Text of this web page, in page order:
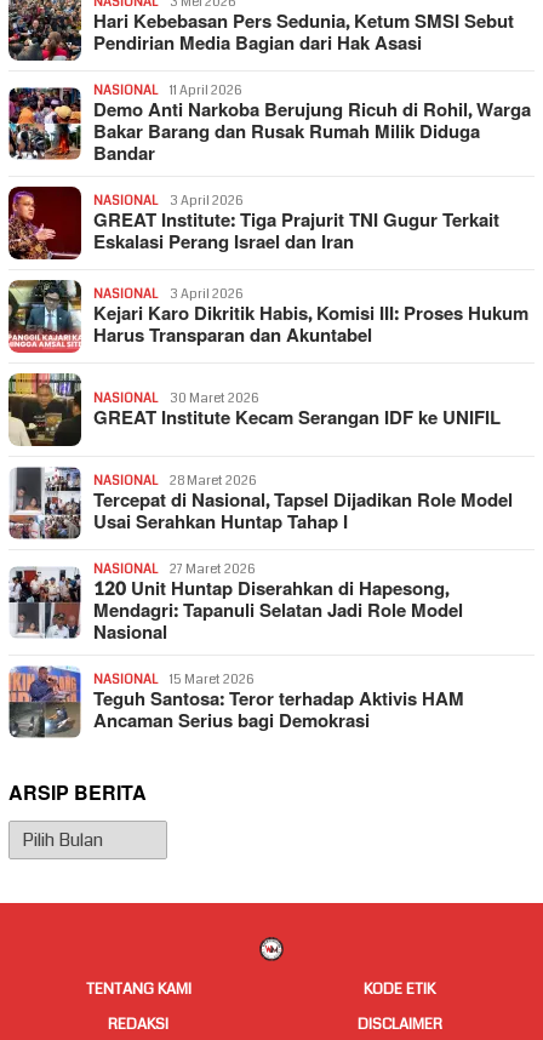
Hari Kebebasan Pers Sedunia, Ketum SMSI Sebut
Pendirian Media Bagian dari Hak Asasi
NASIONAL 11 April 2026
Demo Anti Narkoba Berujung Ricuh di Rohil, Warga
Bakar Barang dan Rusak Rumah Milik Diduga
Bandar
NASIONAL 3 April 2026
GREAT Institute: Tiga Prajurit TNI Gugur Terkait
Eskalasi Perang Israel dan Iran
NASIONAL 3 April 2026
Kejari Karo Dikritik Habis, Komisi III: Proses Hukum
Harus Transparan dan Akuntabel
NASIONAL 30 Maret 2026
GREAT Institute Kecam Serangan IDF ke UNIFIL
NASIONAL 28 Maret 2026
Tercepat di Nasional, Tapsel Dijadikan Role Model
Usai Serahkan Huntap Tahap I
NASIONAL 27 Maret 2026
120 Unit Huntap Diserahkan di Hapesong,
Mendagri: Tapanuli Selatan Jadi Role Model
Nasional
NASIONAL 15 Maret 2026
Teguh Santosa: Teror terhadap Aktivis HAM
Ancaman Serius bagi Demokrasi
ARSIP BERITA
Arsip
Berita
TENTANG KAMI
KODE ETIK
REDAKSI
DISCLAIMER